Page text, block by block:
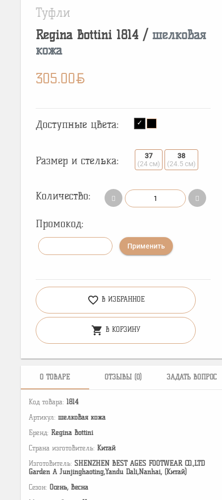
Туфли
Regina Bottini 1814 / шелковая
кожа
305.00BYN
Доступные цвета:
Размер и стелька:
37
(24 см)
38
(24.5 см)
Количество:
Промокод:
Применить
favorite_border В ИЗБРАННОЕ
shopping_cart В КОРЗИНУ
О ТОВАРЕ ОТЗЫВЫ (0) ЗАДАТЬ ВОПРОС
Код товара: 1814
Артикул: шелковая кожа
Бренд: Regina Bottini
Страна изготовитель: Китай
Изготовитель: SHENZHEN BEST AGES FOOTWEAR CO.,LTD
Garden A Junjinghaoting,Yandu Dali,Nanhai, (Китай)
Сезон: Осень, Весна